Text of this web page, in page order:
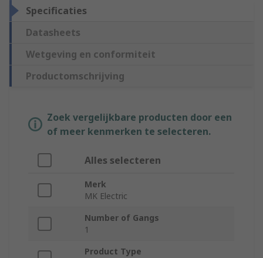
Specificaties
Datasheets
Wetgeving en conformiteit
Productomschrijving
Zoek vergelijkbare producten door een
of meer kenmerken te selecteren.
Alles selecteren
Merk
MK Electric
Number of Gangs
1
Product Type